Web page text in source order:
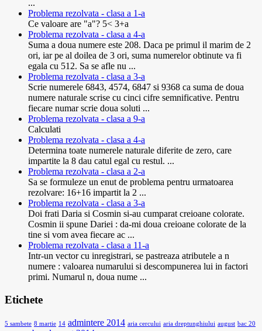
...
Problema rezolvata - clasa a 1-a
Ce valoare are "a"? 5< 3+a
Problema rezolvata - clasa a 4-a
Suma a doua numere este 208. Daca pe primul il marim de 2
ori, iar pe al doilea de 3 ori, suma numerelor obtinute va fi
egala cu 512. Sa se afle nu ...
Problema rezolvata - clasa a 3-a
Scrie numerele 6843, 4574, 6847 si 9368 ca suma de doua
numere naturale scrise cu cinci cifre semnificative. Pentru
fiecare numar scrie doua soluti ...
Problema rezolvata - clasa a 9-a
Calculati
Problema rezolvata - clasa a 4-a
Determina toate numerele naturale diferite de zero, care
impartite la 8 dau catul egal cu restul. ...
Problema rezolvata - clasa a 2-a
Sa se formuleze un enut de problema pentru urmatoarea
rezolvare: 16+16 impartit la 2 ...
Problema rezolvata - clasa a 3-a
Doi frati Daria si Cosmin si-au cumparat creioane colorate.
Cosmin ii spune Dariei : da-mi doua creioane colorate de la
tine si vom avea fiecare ac ...
Problema rezolvata - clasa a 11-a
Intr-un vector cu inregistrari, se pastreaza atributele a n
numere : valoarea numarului si descompunerea lui in factori
primi. Numarul n, doua nume ...
Etichete
5 sambete 8 martie 14 admintere 2014 aria cercului aria dreptunghiului august bac 20